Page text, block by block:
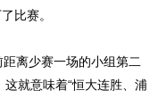
比赛。
离少赛一场的小组第二
就意味着“恒大连胜、浦